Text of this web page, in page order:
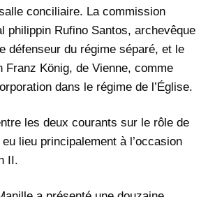
conciliaire. La commission
philippin Rufino Santos, archevêque
défenseur du régime séparé, et le
Franz König, de Vienne, comme
dans le régime de l’Église.
les deux courants sur le rôle de
lieu principalement à l’occasion
II.